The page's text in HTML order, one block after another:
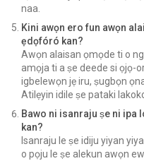
naa.
Kini awọn ero fun awọn
ẹdọfóró kan?
Awọn alaisan ọmọde ti o
amọja ti a ṣe deede si ọjọ-
igbelewọn jẹ iru, ṣugbọn
Atilẹyin idile ṣe pataki
Bawo ni isanraju ṣe ni ipa
kan?
Isanraju le ṣe idiju yiyan
o pọju le ṣe alekun awọn